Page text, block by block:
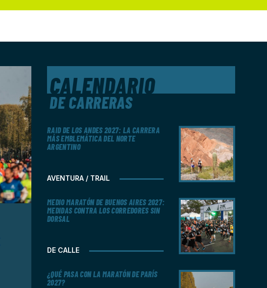
CALENDARIO
DE CARRERAS
AVENTURA / TRAIL
RAID DE LOS ANDES 2027: LA CARRERA
MÁS EMBLEMÁTICA DEL NORTE
ARGENTINO
DE CALLE
MEDIO MARATÓN DE BUENOS AIRES 2027:
MEDIDAS CONTRA LOS CORREDORES SIN
DORSAL
¿QUÉ PASA CON LA MARATÓN DE PARÍS
2027?